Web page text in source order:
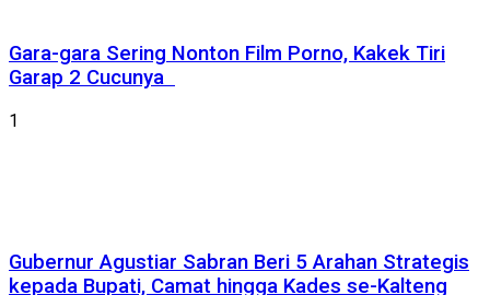
Gara-gara Sering Nonton Film Porno, Kakek Tiri
Garap 2 Cucunya
1
Gubernur Agustiar Sabran Beri 5 Arahan Strategis
kepada Bupati, Camat hingga Kades se-Kalteng